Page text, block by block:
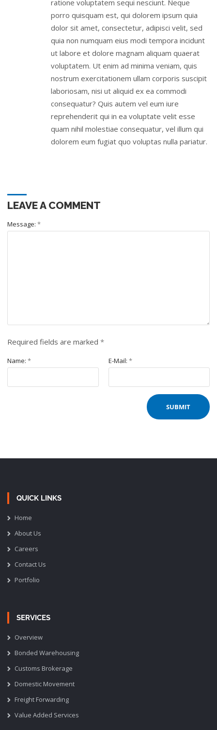
ratione voluptatem sequi nesciunt. Neque
porro quisquam est, qui dolorem ipsum quia
dolor sit amet, consectetur, adipisci velit, sed
quia non numquam eius modi tempora incidunt
ut labore et dolore magnam aliquam quaerat
voluptatem. Ut enim ad minima veniam, quis
nostrum exercitationem ullam corporis suscipit
laboriosam, nisi ut aliquid ex ea commodi
consequatur? Quis autem vel eum iure
reprehenderit qui in ea voluptate velit esse
quam nihil molestiae consequatur, vel illum qui
dolorem eum fugiat quo voluptas nulla pariatur.
LEAVE A COMMENT
Message: *
Required fields are marked *
Name: * E-Mail: *
QUICK LINKS
Home
About Us
Careers
Contact Us
Portfolio
SERVICES
Overview
Bonded Warehousing
Customs Brokerage
Domestic Movement
Freight Forwarding
Value Added Services